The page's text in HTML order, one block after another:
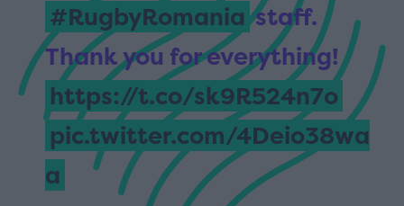
#RugbyRomania staff.
Thank you for everything!
https://t.co/sk9R524n7o
pic.twitter.com/4Deio38wa
a